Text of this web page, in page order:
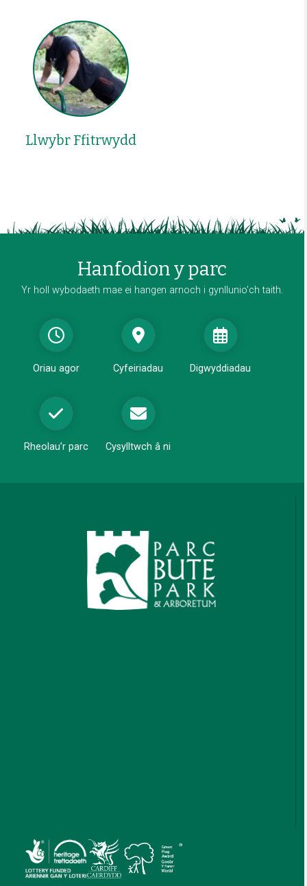
Llwybr Ffitrwydd
Hanfodion y parc
Yr holl wybodaeth mae ei hangen arnoch i gynllunio’ch taith.
Oriau agor Cyfeiriadau Digwyddiadau
Rheolau’r parc Cysylltwch â ni